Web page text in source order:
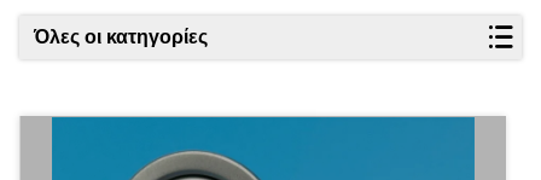
Όλες οι κατηγορίες